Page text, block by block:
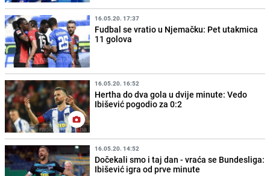
16.05.20. 17:37
Fudbal se vratio u Njemačku: Pet utakmica
11 golova
16.05.20. 16:52
Hertha do dva gola u dvije minute: Vedo
Ibišević pogodio za 0:2
16.05.20. 14:52
Dočekali smo i taj dan - vraća se Bundesliga:
Ibišević igra od prve minute